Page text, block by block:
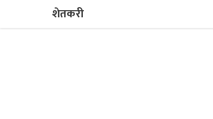
शेतकरी